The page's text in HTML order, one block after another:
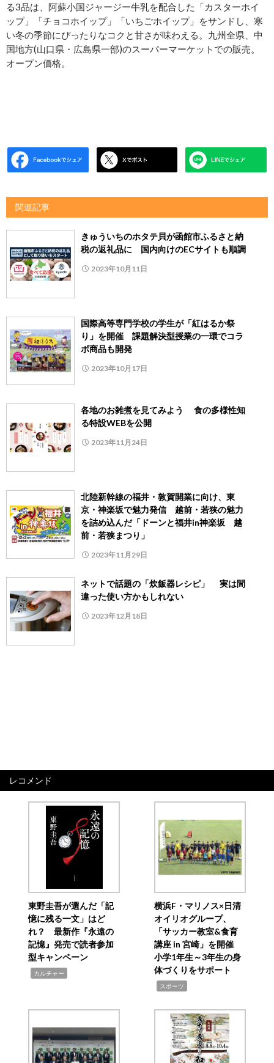
る3品は、阿蘇小国ジャージー牛乳を配合した「カスターホイ
ップ」「チョコホイップ」「いちごホイップ」をサンドし、寒
い冬の季節にぴったりなコクと甘さが味わえる。九州全県、中
国地方(山口県・広島県一部)のスーパーマーケットでの販売。
オープン価格。
関連記事
きゅういちのホタテ貝が函館市ふるさと納
税の返礼品に 国内向けのECサイトも順調
2023年10月11日
国際高等専門学校の学生が「紅はるか祭
り」を開催 課題解決型授業の一環でコラ
ボ商品も開発
2023年10月17日
各地のお雑煮を見てみよう 食の多様性知
る特設WEBを公開
2023年11月24日
北陸新幹線の福井・敦賀開業に向け、東
京・神楽坂で魅力発信 越前・若狭の魅力
を詰め込んだ「ドーンと福井in神楽坂 越
前・若狭まつり」
2023年11月29日
ネットで話題の「炊飯器レシピ」 実は間
違った使い方かもしれない
2023年12月18日
レコメンド
東野圭吾が選んだ「記
憶に残る一文」はど
れ？ 最新作『永遠の
記憶』発売で読者参加
型キャンペーン
カルチャー
横浜F・マリノス×日清
オイリオグループ、
「サッカー教室&食育
講座 in 宮崎」を開催
小学1年生～3年生の身
体づくりをサポート
スポーツ